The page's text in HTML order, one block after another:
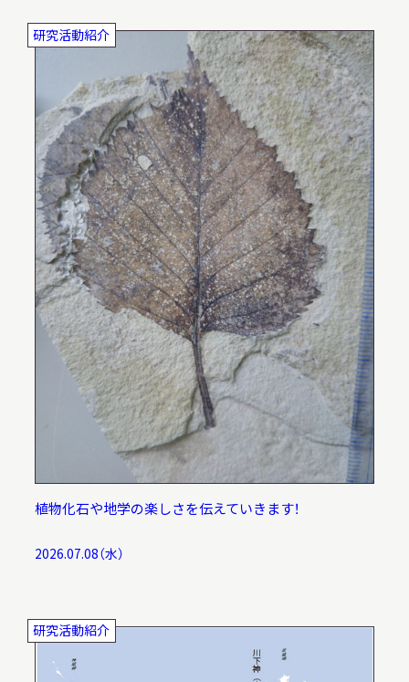
研究活動紹介
植物化石や地学の楽しさを伝えていきます！
2026.07.08（水）
研究活動紹介